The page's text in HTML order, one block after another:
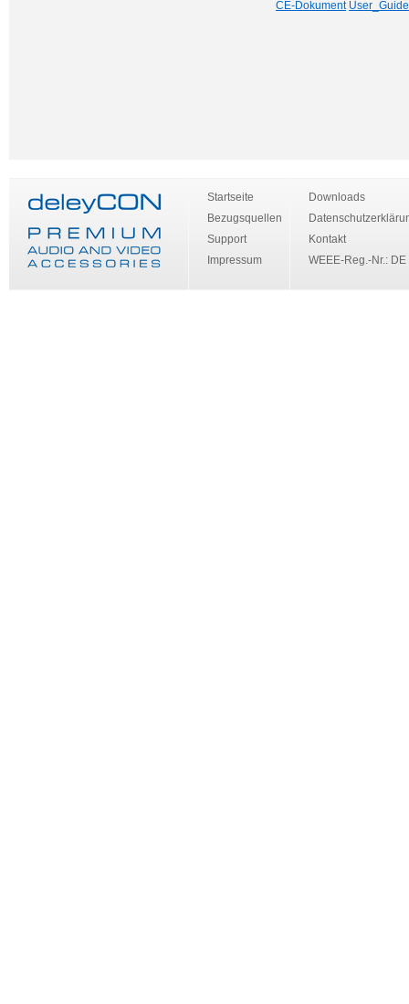
CE-Dokument User_Guide
Startseite
Bezugsquellen
Support
Impressum
Downloads
Kontakt
WEEE-Reg.-Nr.: